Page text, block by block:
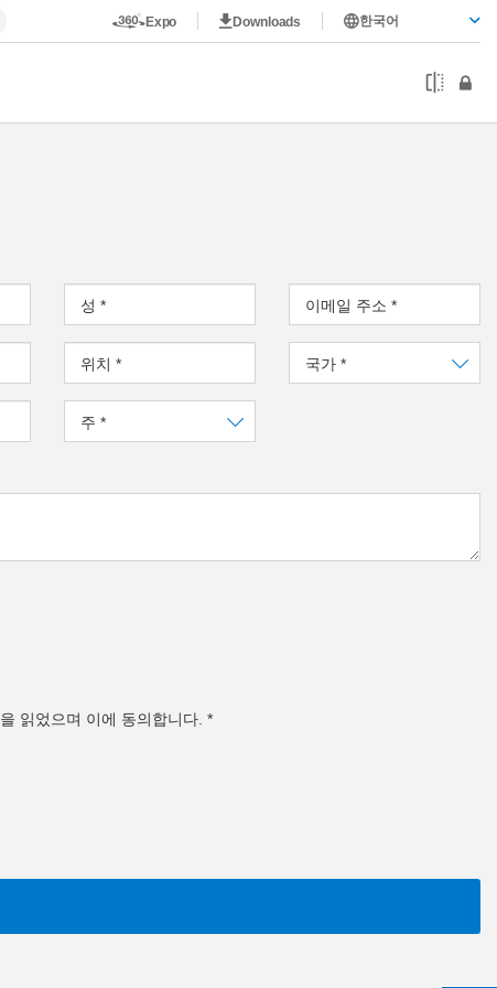
Expo Downloads 한국어
성 * 이메일 주소 *
위치 * 국가 *
주 *
을 읽었으며 이에 동의합니다.*